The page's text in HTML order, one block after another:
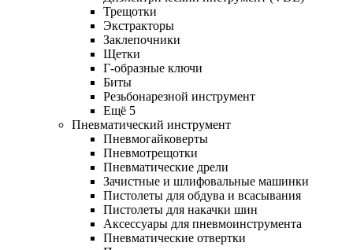
Трещотки
Экстракторы
Заклепочники
Щетки
Г-образные ключи
Биты
Резьбонарезной инструмент
Ещё 5
Пневматический инструмент
Пневмогайковерты
Пневмотрещотки
Пневматические дрели
Зачистные и шлифовальные машинки
Пистолеты для обдува и всасывания
Пистолеты для накачки шин
Аксессуары для пневмоинструмента
Пневматические отвертки